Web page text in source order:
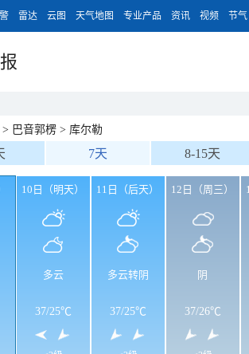
雷达 云图 天气地图 专业产品 资讯 视频 节气
> 巴音郭楞 > 库尔勒
7天 8-15天
10日（明天）
多云
37/25℃
11日（后天）
多云转阴
37/25℃
12日（周三）
阴
37/26℃